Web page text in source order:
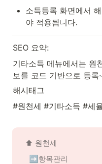
소득등록 화면에서
야 적용됩니다.
SEO 요약:
기타소득 메뉴에서는 원
보를 코드 기반으로 등록
해시태그
#원천세 #기타소득 #세
⬆️ 원천세
➡️항목관리